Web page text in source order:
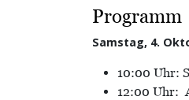
Programm
Samstag, 4.
10:00 Uhr:
12:00 Uhr: